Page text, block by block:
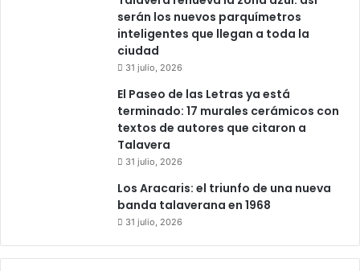
serán los nuevos parquímetros
inteligentes que llegan a toda la
ciudad
31 julio, 2026
El Paseo de las Letras ya está
terminado: 17 murales cerámicos con
textos de autores que citaron a
Talavera
31 julio, 2026
Los Aracaris: el triunfo de una nueva
banda talaverana en 1968
31 julio, 2026